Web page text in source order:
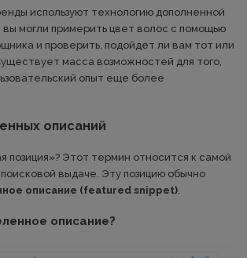
используют технологию дополненной
вы могли примерить цвет волос с помощью
и проверить, подойдет ли вам тот или
масса возможностей для того,
опыт еще более
описаний
позиция»? Этот термин относится к самой
выдаче. Эту позицию обычно
описание (featured snippet).
описание?